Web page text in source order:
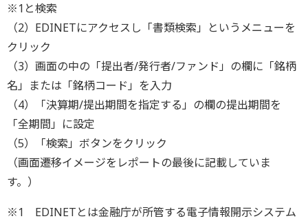
※1と検索
（2）EDINETにアクセスし「書類検索」というメニューを
クリック
（3）画面の中の「提出者/発行者/ファンド」の欄に「銘柄
名」または「銘柄コード」を入力
（4）「決算期/提出期間を指定する」の欄の提出期間を
「全期間」に設定
（5）「検索」ボタンをクリック
（画面遷移イメージをレポートの最後に記載していま
す。）
※1 EDINETとは金融庁が所管する電子情報開示システム